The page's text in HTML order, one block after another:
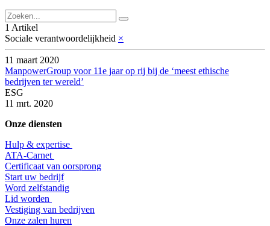
1 Artikel
Sociale verantwoordelijkheid ×
11 maart 2020
ManpowerGroup voor 11e jaar op rij bij de ‘meest ethische
bedrijven ter wereld’
ESG
11 mrt. 2020
Onze diensten
Hulp & expertise
​ATA-Carnet
Certificaat van oorsprong
Start uw bedrijf
Word zelfstandig
Lid worden
​Vestiging van bedrijven
Onze zalen huren